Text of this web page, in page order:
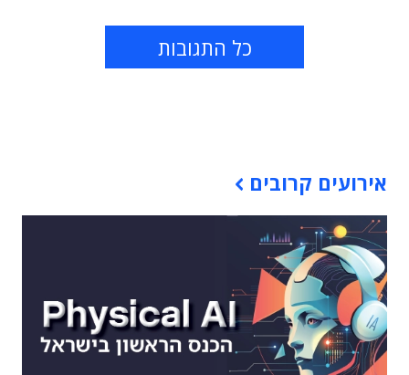
כל התגובות
אירועים קרובים